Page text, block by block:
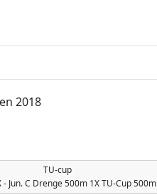
2018
TU-cup
- Jun. C Drenge 500m 1X TU-Cup 500m